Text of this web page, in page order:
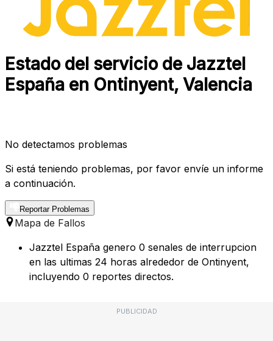
Estado del servicio de Jazztel
España en Ontinyent, Valencia
No detectamos problemas
Si está teniendo problemas, por favor envíe un informe
a continuación.
Reportar Problemas
Mapa de Fallos
Jazztel España genero 0 senales de interrupcion
en las ultimas 24 horas alrededor de Ontinyent,
incluyendo 0 reportes directos.
PUBLICIDAD